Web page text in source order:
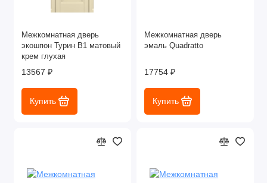
Межкомнатная дверь
экошпон Турин В1 матовый
крем глухая
13567 ₽
Купить
Межкомнатная дверь
эмаль Quadratto
17754 ₽
Купить